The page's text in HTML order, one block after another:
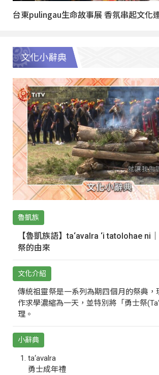
台東pulingau生命故事展 香氛串起文化
文化小辭典
魯凱族
【魯凱族語】ta‘avalra ‘i tatolohae ni
祭的由來
文化介紹
傳統祖靈祭是一系列為期四個月的祭典，
作求學濃縮為一天，並特別將「勇士祭
理。
小辭典
ta‘avalra
勇士成年禮